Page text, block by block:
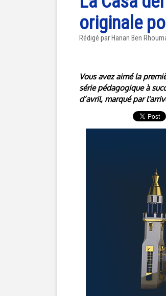
originale
Rédigé par Hanan Ben
Vous avez aimé la
série pédagogique à
d’avril, marqué par